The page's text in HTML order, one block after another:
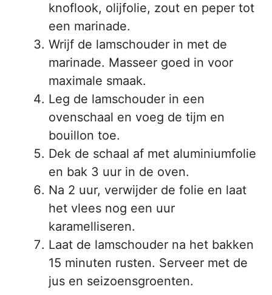
knoflook, olijfolie, zout en peper tot
een marinade.
Wrijf de lamschouder in met de
marinade. Masseer goed in voor
maximale smaak.
Leg de lamschouder in een
ovenschaal en voeg de tijm en
bouillon toe.
Dek de schaal af met aluminiumfolie
en bak 3 uur in de oven.
Na 2 uur, verwijder de folie en laat
het vlees nog een uur
karamelliseren.
Laat de lamschouder na het bakken
15 minuten rusten. Serveer met de
jus en seizoensgroenten.